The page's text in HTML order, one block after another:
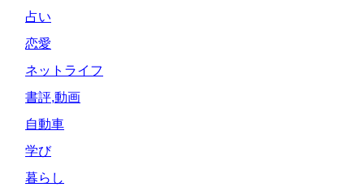
占い
恋愛
ネットライフ
書評,動画
自動車
学び
暮らし